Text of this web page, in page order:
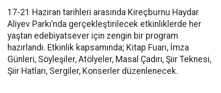
17-21 Haziran tarihleri arasında Kireçburnu Haydar
Aliyev Parkı’nda gerçekleştirilecek etkinliklerde her
yaştan edebiyatsever için zengin bir program
hazırlandı. Etkinlik kapsamında; Kitap Fuarı, İmza
Günleri, Söyleşiler, Atölyeler, Masal Çadırı, Şiir Teknesi,
Şiir Hatları, Sergiler, Konserler düzenlenecek.